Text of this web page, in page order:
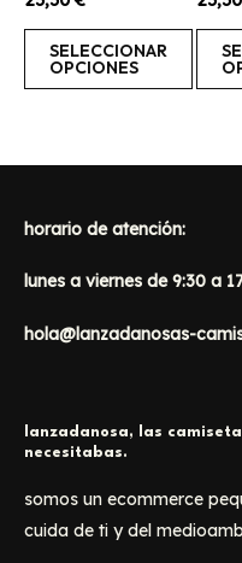
con
0
SELECCIONAR
OPCIONES
elegir
producto
con
0
horario de atención:
lunes a viernes de 9:30 a
hola@lanzadanosas-
lanzadanosa, las
necesitabas.
somos un ecommerce
cuida de ti y del